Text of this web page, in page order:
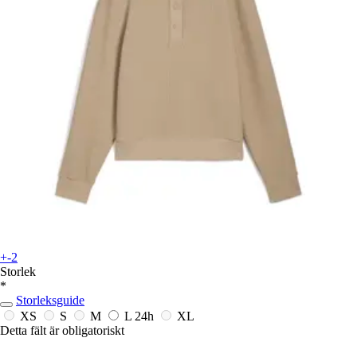
+-2
Storlek
*
Storleksguide
XS
S M L 24h
XL
Detta fält är obligatoriskt